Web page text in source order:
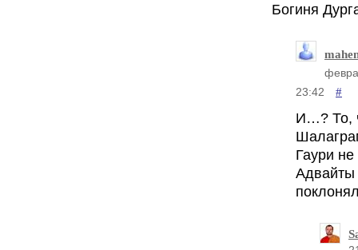
Богиня
23:42
#
И…? То,
Гаури не
Адвайты